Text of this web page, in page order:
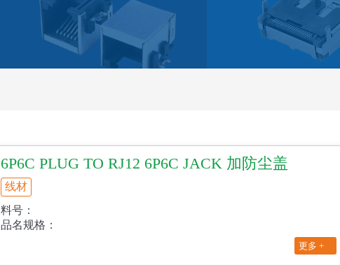
6P6C PLUG TO RJ12 6P6C JACK 加防尘盖
线材
料号：
品名规格：
更多 +